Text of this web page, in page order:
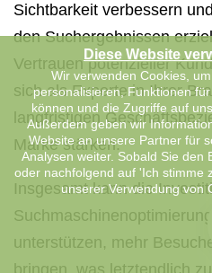
Sichtbarkeit verbessern
den Suchergebnissen
Vertrauen potenzieller
sich als Experte in Ihrer
langfristigen
Marke stärken.
Insgesamt kann die
unterstützen, mehr
bringen, was letztendlich
Diese Website
Wir verwenden Cookies,
personalisieren, Funktionen
können und die Zugriffe auf
Außerdem geben wir
Website an unsere Partner für
Analysen weiter. Sobald Sie den
oder nachfolgend auf 'Ich stimme
unserer Verwendung von